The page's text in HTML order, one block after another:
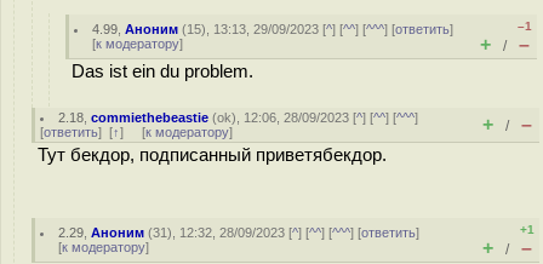
4.99 ,Аноним (15), 13:13, 29/09/2023 [^] [^^] [^^^] [ответить]
[к модератору]
–1
+ / –
Das ist ein du problem.
2.18 ,commiethebeastie (ok), 12:06, 28/09/2023 [^] [^^] [^^^]
[ответить] [↑] [к модератору] + / –
Тут бекдор, подписанный приветябекдор.
2.29 ,Аноним (31), 12:32, 28/09/2023 [^] [^^] [^^^] [ответить]
[к модератору]
+1
+ / –